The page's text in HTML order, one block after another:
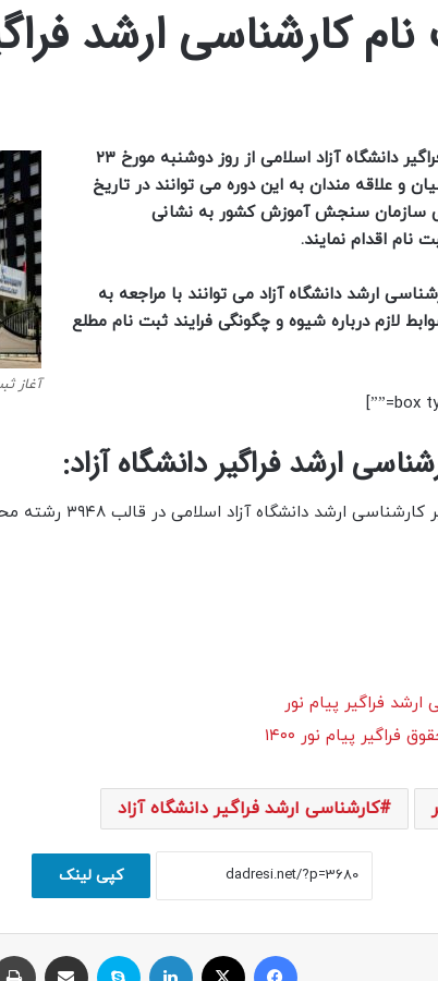
نام کارشناسی ارشد
آغاز
ثبت نام کارشناسی ارشد دوره های فراگیر دانشگاه آزاد اسلامی از روز دوشنبه مورخ ۲۳
متقاضیان و علاقه مندان به این دوره می توانند در تاریخ
سازمان سنجش آموزش کشور به نشانی
نام اقدام نمایند.
ارشد دانشگاه آزاد می توانند با مراجعه به
لازم درباره شیوه و چگونگی فرایند ثبت نام مطلع
ارشد فراگیر دانشگاه آزاد:
تعداد ۱۵۷ رشته گرایش
فراگیر پیام نور
پیام نور ۱۴۰۰
کارشناسی ارشد فراگیر دانشگاه آزاد
کپی لینک
فیسبوک ایکس لینکداین اسکایپ اشتراک با ایمیل